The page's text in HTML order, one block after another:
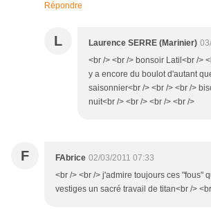
Répondre
L Laurence SERRE (Marinier)
<br /> <br /> bonsoir Latil<br />
y a encore du boulot d'autant
saisonnier<br /> <br /> <br />
nuit<br /> <br /> <br /> <br />
F FAbrice 02/03/2011 07:33
<br /> <br /> j'admire toujours ces "fous"
vestiges un sacré travail de titan<br />